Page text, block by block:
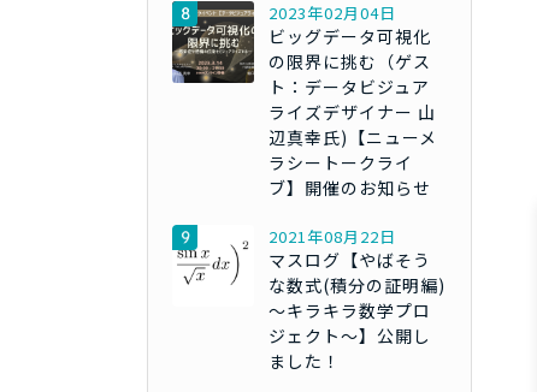
2023年02月04日
ビッグデータ可視化
の限界に挑む（ゲス
ト：データビジュア
ライズデザイナー 山
辺真幸氏)【ニューメ
ラシートークライ
ブ】開催のお知らせ
2021年08月22日
マスログ【やばそう
な数式(積分の証明編)
～キラキラ数学プロ
ジェクト～】公開し
ました！